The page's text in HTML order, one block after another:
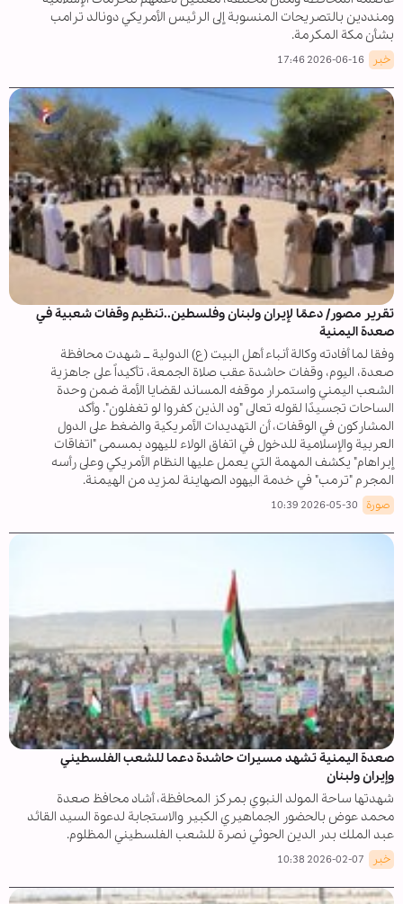
ومنددين بالتصريحات المنسوبة إلى الرئيس الأمريكي دونالد ترامب
بشأن مكة المكرمة.
خبر 2026-06-16 17:46
تقرير مصور/ دعمًا لإيران ولبنان وفلسطين..تنظيم وقفات شعبية في
صعدة اليمنية
وفقا لما أفادته وكالة أنباء أهل البيت (ع) الدولية ــ شهدت محافظة
صعدة، اليوم، وقفات حاشدة عقب صلاة الجمعة، تأكيداً على جاهزية
الشعب اليمني واستمرار موقفه المساند لقضايا الأمة ضمن وحدة
الساحات تجسيدًا لقوله تعالى "ود الذين كفروا لو تغفلون". وأكد
المشاركون في الوقفات، أن التهديدات الأمريكية والضغط على الدول
العربية والإسلامية للدخول في اتفاق الولاء لليهود بمسمى "اتفاقات
إبراهام" يكشف المهمة التي يعمل عليها النظام الأمريكي وعلى رأسه
المجرم "ترمب" في خدمة اليهود الصهاينة لمزيد من الهيمنة.
صورة 2026-05-30 10:39
صعدة اليمنية تشهد مسيرات حاشدة دعما للشعب الفلسطيني
وإيران ولبنان
شهدتها ساحة المولد النبوي بمركز المحافظة، أشاد محافظ صعدة
محمد عوض بالحضور الجماهيري الكبير والاستجابة لدعوة السيد القائد
عبد الملك بدر الدين الحوثي نصرة للشعب الفلسطيني المظلوم.
خبر 2026-02-07 10:38